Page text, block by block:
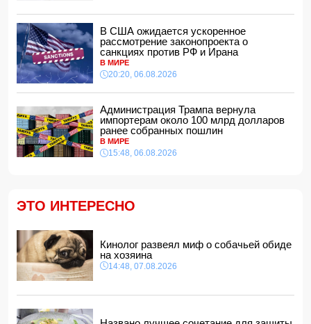
Азербайджан сохраняет 26-е место в рейтинге УЕФА
10:28, 07.08.2026
Россия направит в Армению транзитный груз через
территорию Азербайджана
10:10, 07.08.2026
Трамп пока не готов выступить за выдвижение Вэнса
10:00, 07.08.2026
В Британии более 100 летальных исходов связали с
препаратами для похудения
21:48, 06.08.2026
В Турции прозвучали призывы пересмотреть отношения
21:16, 06.08.2026
Такер Карлсон обвинил руководство США во лжи
21:00, 06.08.2026
Названо лучшее сочетание для защиты сердца и
сосудов
В США ожидается ускоренное
рассмотрение законопроекта о
санкциях против РФ и Ирана
В МИРЕ
20:20, 06.08.2026
Администрация Трампа вернула
импортерам около 100 млрд долларов
ранее собранных пошлин
В МИРЕ
15:48, 06.08.2026
ЭТО ИНТЕРЕСНО
Кинолог развеял миф о собачьей обиде
на хозяина
14:48, 07.08.2026